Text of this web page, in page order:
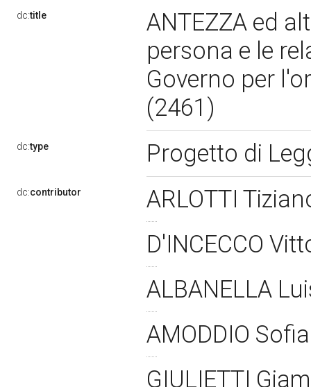
dc:title
ANTEZZA ed
persona e le
Governo per
(2461)
dc:type Progetto di
dc:contributor
ARLOTTI
D'INCECCO
ALBANELLA
AMODDIO
GIULIETTI